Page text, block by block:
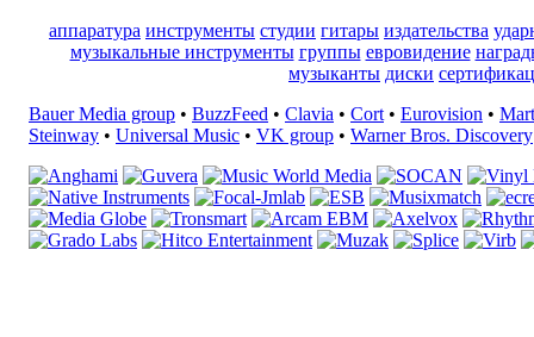
аппаратура инструменты студии гитары издательства
музыкальные инструменты группы евровидение
музыканты диски
Bauer Media group • BuzzFeed • Clavia • Cort • Eurovision •
Steinway • Universal Music • VK group • Warner Bros. Discovery